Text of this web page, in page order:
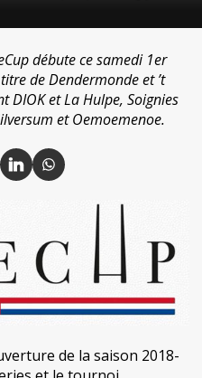
débute ce samedi 1er
de Dendermonde et ’t
DIOK et La Hulpe, Soignies
et Oemoemenoe.
de la saison 2018-